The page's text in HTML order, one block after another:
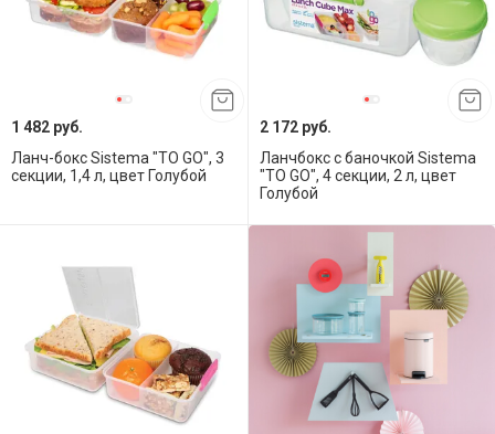
1 482 руб.
Ланч-бокс Sistema "TO GO", 3
секции, 1,4 л, цвет Голубой
2 172 руб.
Ланчбокс с баночкой Sistema
"TO GO", 4 секции, 2 л, цвет
Голубой